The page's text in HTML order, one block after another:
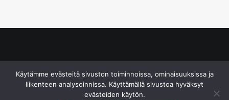
Käytämme evästeitä sivuston toiminnoissa, ominaisuuksissa ja
liikenteen analysoinnissa. Käyttämällä sivustoa hyväksyt
evästeiden käytön.